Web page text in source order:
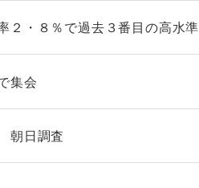
・８％で過去３番目の高水準
集会
朝日調査